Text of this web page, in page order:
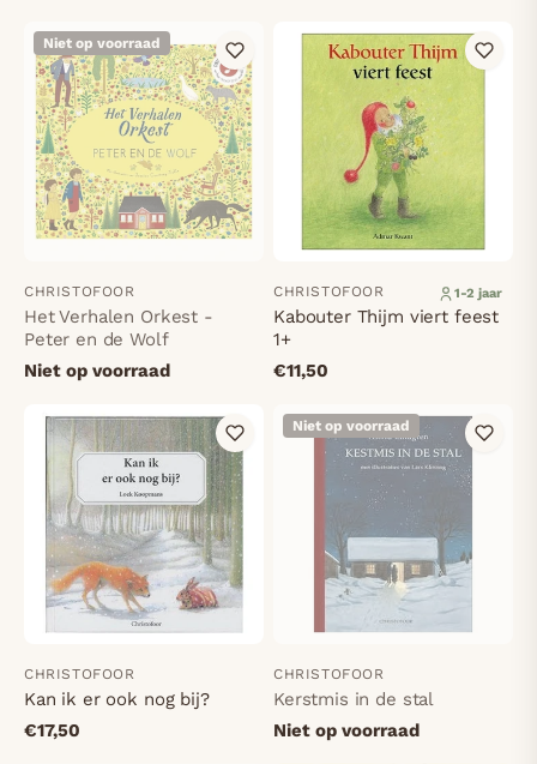
Niet op voorraad
CHRISTOFOOR
Het Verhalen Orkest -
Peter en de Wolf
Niet op voorraad
CHRISTOFOOR 1-2 jaar
Kabouter Thijm viert feest
1+
€11,50
CHRISTOFOOR
Kan ik er ook nog bij?
€17,50
Niet op voorraad
CHRISTOFOOR
Kerstmis in de stal
Niet op voorraad